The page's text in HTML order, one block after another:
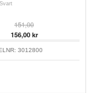
151,00
156,00kr
3012800